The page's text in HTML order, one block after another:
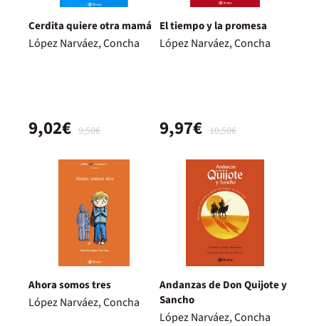
Cerdita quiere otra mamá
López Narváez, Concha
9,50€
9,02€
El tiempo y la promesa
López Narváez, Concha
10,50€
9,97€
Ahora somos tres
López Narváez, Concha
Andanzas de Don Quijote y
Sancho
López Narváez, Concha